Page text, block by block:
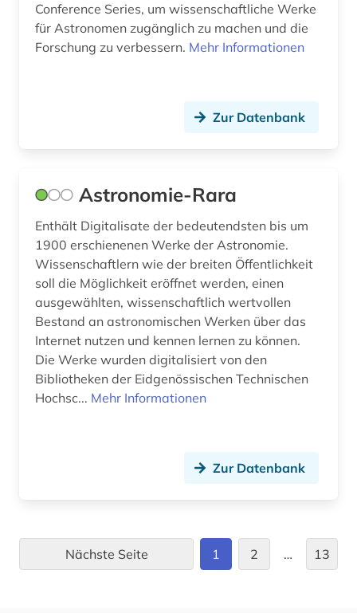
meereswissenschaften (1)
metrologie (1)
meßtechnik (1)
mikrofluidik (1)
mikrosystemtechnik (3)
mineralogie (2)
modellierung (1)
molek&uuml (1)
Conference Series, um wissenschaftliche Werke
für Astronomen zugänglich zu machen und die
Forschung zu verbessern. Mehr Informationen
Zur Datenbank
Astronomie-Rara
Enthält Digitalisate der bedeutendsten bis um
1900 erschienenen Werke der Astronomie.
Wissenschaftlern wie der breiten Öffentlichkeit
soll die Möglichkeit eröffnet werden, einen
ausgewählten, wissenschaftlich wertvollen
Bestand an astronomischen Werken über das
Internet nutzen und kennen lernen zu können.
Die Werke wurden digitalisiert von den
Bibliotheken der Eidgenössischen Technischen
Hochsc... Mehr Informationen
Zur Datenbank
Nächste Seite 1 2 … 13